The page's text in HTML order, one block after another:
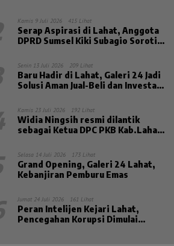
Kamis 9 Juli 2026 415 Lihat
Serap Aspirasi di Lahat, Anggota
DPRD Sumsel Kiki Subagio Soroti
Senin 13 Juli 2026 209 Lihat
Baru Hadir di Lahat, Galeri 24 Jadi
Solusi Aman Jual-Beli dan Investasi
Kamis 23 Juli 2026 192 Lihat
Widia Ningsih resmi dilantik
sebagai Ketua DPC PKB Kab.Lahat
Selasa 14 Juli 2026 173 Lihat
Grand Opening, Galeri 24 Lahat,
Kebanjiran Pemburu Emas
Jumat 24 Juli 2026 161 Lihat
Peran Intelijen Kejari Lahat,
Pencegahan Korupsi Dimulai